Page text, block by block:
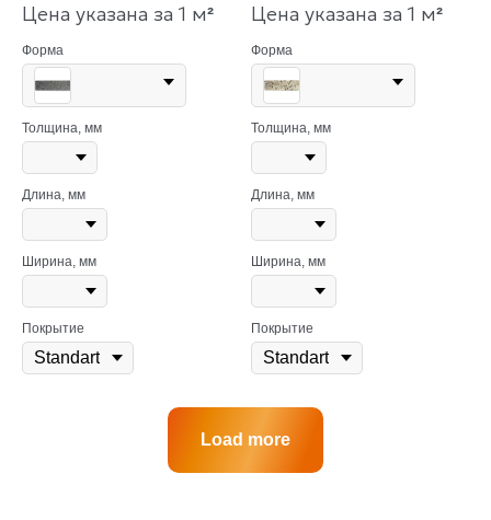
Цена указана за 1 м²
Форма
Толщина, мм
Длина, мм
Ширина, мм
Покрытие
Цена указана за 1 м²
Форма
Толщина, мм
Длина, мм
Ширина, мм
Покрытие
Load more